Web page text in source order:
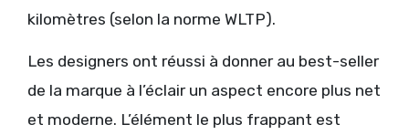
kilomètres (selon la norme WLTP).
Les designers ont réussi à donner au best-seller
de la marque à l’éclair un aspect encore plus net
et moderne. L’élément le plus frappant est